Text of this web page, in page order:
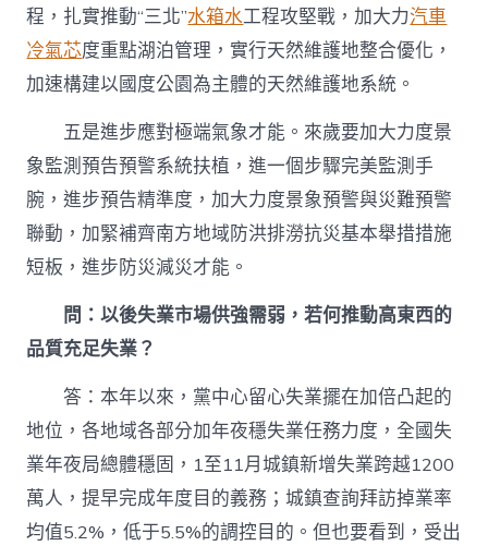
程，扎實推動“三北”水箱水工程攻堅戰，加大力汽車
冷氣芯度重點湖泊管理，實行天然維護地整合優化，
加速構建以國度公園為主體的天然維護地系統。
五是進步應對極端氣象才能。來歲要加大力度景
象監測預告預警系統扶植，進一個步驟完美監測手
腕，進步預告精準度，加大力度景象預警與災難預警
聯動，加緊補齊南方地域防洪排澇抗災基本舉措措施
短板，進步防災減災才能。
問：以後失業市場供強需弱，若何推動高東西的
品質充足失業？
答：本年以來，黨中心留心失業擺在加倍凸起的
地位，各地域各部分加年夜穩失業任務力度，全國失
業年夜局總體穩固，1至11月城鎮新增失業跨越1200
萬人，提早完成年度目的義務；城鎮查詢拜訪掉業率
均值5.2%，低于5.5%的調控目的。但也要看到，受出